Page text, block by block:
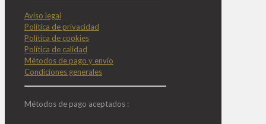
Aviso legal
Política de privacidad
Política de cookies
Política de calidad
Métodos de pago y envío
Condiciones generales
Métodos de pago aceptados :